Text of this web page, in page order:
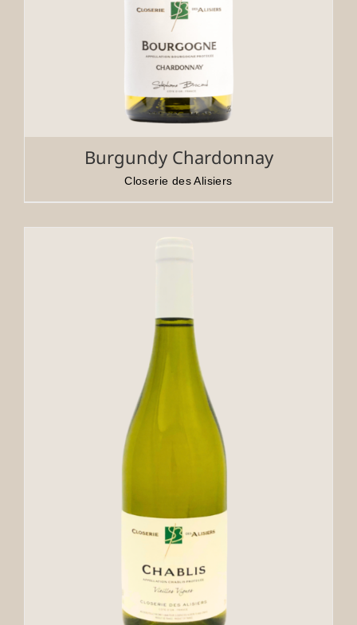
Burgundy Chardonnay
Closerie des Alisiers